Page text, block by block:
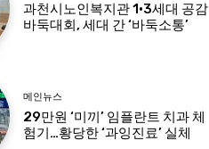
과천시노인복지관 1·3세대 공감
바둑대회, 세대 간 ‘바둑소통’
메인뉴스
29만원 ‘미끼’ 임플란트 치과 체
험기…황당한 ‘과잉진료’ 실체